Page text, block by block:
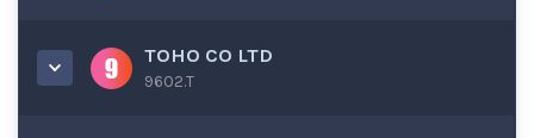
TOHO CO LTD
9602.T